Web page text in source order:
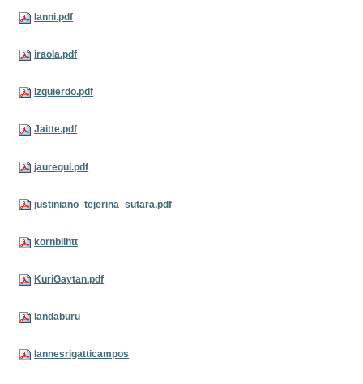
Ianni.pdf
iraola.pdf
Izquierdo.pdf
Jaitte.pdf
jauregui.pdf
justiniano_tejerina_sutara.pdf
kornblihtt
KuriGaytan.pdf
landaburu
lannesrigatticampos